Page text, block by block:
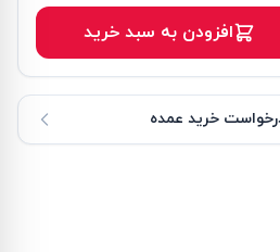
افزودن به سبد خرید
خرید عمده